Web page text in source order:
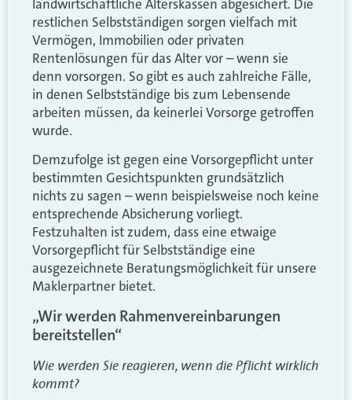
landwirtschaftliche Alterskassen abgesichert. Die
restlichen Selbstständigen sorgen vielfach mit
Vermögen, Immobilien oder privaten
Rentenlösungen für das Alter vor – wenn sie
denn vorsorgen. So gibt es auch zahlreiche Fälle,
in denen Selbstständige bis zum Lebensende
arbeiten müssen, da keinerlei Vorsorge getroffen
wurde.
Demzufolge ist gegen eine Vorsorgepflicht unter
bestimmten Gesichtspunkten grundsätzlich
nichts zu sagen – wenn beispielsweise noch keine
entsprechende Absicherung vorliegt.
Festzuhalten ist zudem, dass eine etwaige
Vorsorgepflicht für Selbstständige eine
ausgezeichnete Beratungsmöglichkeit für unsere
Maklerpartner bietet.
„Wir werden Rahmenvereinbarungen
bereitstellen“
Wie werden Sie reagieren, wenn die Pflicht wirklich
kommt?